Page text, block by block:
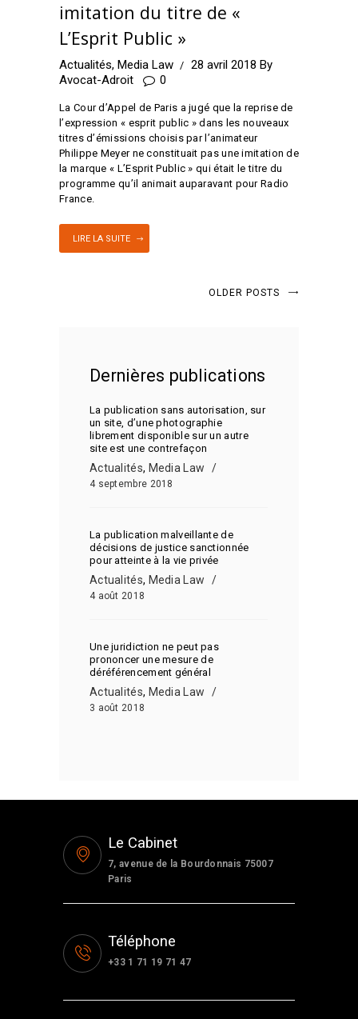
imitation du titre de «
L’Esprit Public »
Actualités, Media Law 28 avril 2018 By
Avocat-Adroit
0
La Cour d’Appel de Paris a jugé que la reprise de
l’expression « esprit public » dans les nouveaux
titres d’émissions choisis par l’animateur
Philippe Meyer ne constituait pas une imitation de
la marque « L’Esprit Public » qui était le titre du
programme qu’il animait auparavant pour Radio
France.
LIRE LA SUITE
OLDER POSTS
Dernières publications
La publication sans autorisation, sur
un site, d’une photographie
librement disponible sur un autre
site est une contrefaçon
Actualités, Media Law
4 septembre 2018
La publication malveillante de
décisions de justice sanctionnée
pour atteinte à la vie privée
Actualités, Media Law
4 août 2018
Une juridiction ne peut pas
prononcer une mesure de
déréférencement général
Actualités, Media Law
3 août 2018
Le Cabinet
7, avenue de la Bourdonnais 75007
Paris
Téléphone
+33 1 71 19 71 47